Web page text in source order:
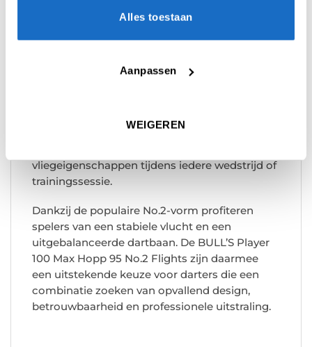
Alles toestaan
Aanpassen
WEIGEREN
zelfvertrouwen uit, eigenschappen die ook
kenmerkend zijn voor de speelstijl van Max
vormvastheid en langdurige prestaties.
vliegeigenschappen tijdens iedere wedstrijd of
trainingssessie.
Dankzij de populaire No.2-vorm profiteren
spelers van een stabiele vlucht en een
uitgebalanceerde dartbaan. De BULL’S Player
100 Max Hopp 95 No.2 Flights zijn daarmee
een uitstekende keuze voor darters die een
combinatie zoeken van opvallend design,
betrouwbaarheid en professionele uitstraling.